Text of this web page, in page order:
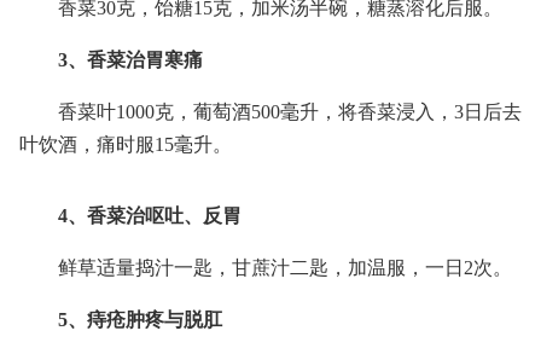
香菜30克，饴糖15克，加米汤半碗，糖蒸溶化后服。
3、香菜治胃寒痛
香菜叶1000克，葡萄酒500毫升，将香菜浸入，3日后去
叶饮酒，痛时服15毫升。
4、香菜治呕吐、反胃
鲜草适量捣汁一匙，甘蔗汁二匙，加温服，一日2次。
5、痔疮肿疼与脱肛